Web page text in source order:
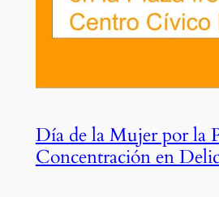
Día de la Mujer por la
Concentración en